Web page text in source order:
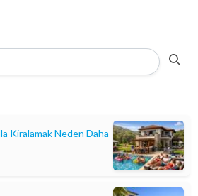
Kiralamak Neden Daha